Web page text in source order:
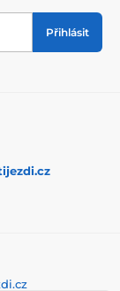
Přihlásit